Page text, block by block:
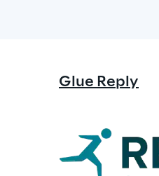
Glue Reply